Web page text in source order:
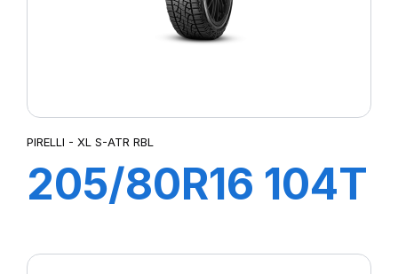
PIRELLI - XL S-ATR RBL
205/80R16 104T